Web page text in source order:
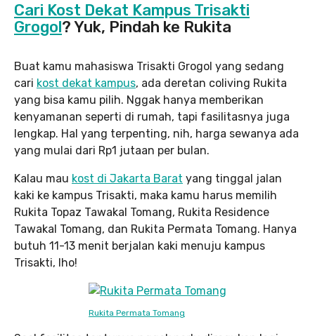
Cari Kost Dekat Kampus Trisakti
Grogol? Yuk, Pindah ke Rukita
Buat kamu mahasiswa Trisakti Grogol yang sedang
cari kost dekat kampus, ada deretan coliving Rukita
yang bisa kamu pilih. Nggak hanya memberikan
kenyamanan seperti di rumah, tapi fasilitasnya juga
lengkap. Hal yang terpenting, nih, harga sewanya ada
yang mulai dari Rp1 jutaan per bulan.
Kalau mau kost di Jakarta Barat yang tinggal jalan
kaki ke kampus Trisakti, maka kamu harus memilih
Rukita Topaz Tawakal Tomang, Rukita Residence
Tawakal Tomang, dan Rukita Permata Tomang. Hanya
butuh 11-13 menit berjalan kaki menuju kampus
Trisakti, lho!
Rukita Permata Tomang